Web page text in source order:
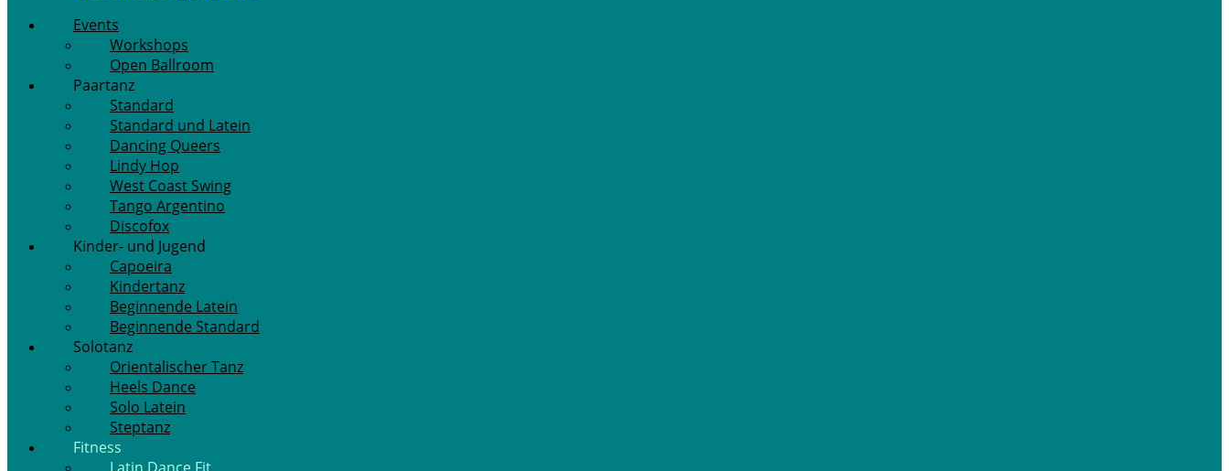
Events
Workshops
Open Ballroom
Paartanz
Standard
Standard und Latein
Dancing Queers
Lindy Hop
West Coast Swing
Tango Argentino
Discofox
Kinder- und Jugend
Capoeira
Kindertanz
Beginnende Latein
Beginnende Standard
Solotanz
Orientalischer Tanz
Heels Dance
Solo Latein
Steptanz
Fitness